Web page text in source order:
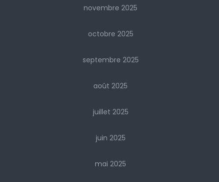
novembre 2025
octobre 2025
septembre 2025
août 2025
juillet 2025
juin 2025
mai 2025